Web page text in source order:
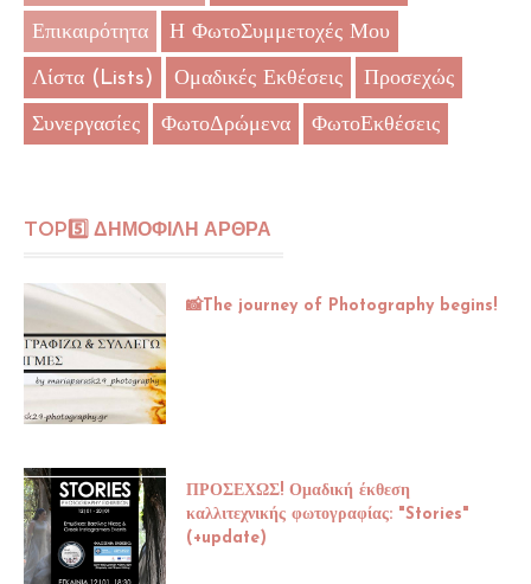
Επικαιρότητα Η ΦωτοΣυμμετοχές Μου
Λίστα (Lists) Ομαδικές Εκθέσεις Προσεχώς
Συνεργασίες ΦωτοΔρώμενα ΦωτοΕκθέσεις
TOP5️⃣ ΔΗΜΟΦΙΛΗ ΑΡΘΡΑ
📸The journey of Photography begins!
ΠΡΟΣΕΧΩΣ! Ομαδική έκθεση
καλλιτεχνικής φωτογραφίας: "Stories"
(+update)